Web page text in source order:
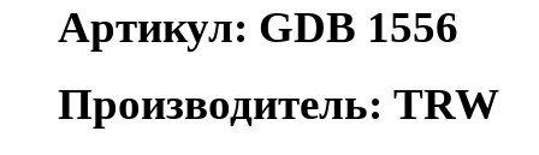
Артикул: GDB 1556
Производитель: TRW